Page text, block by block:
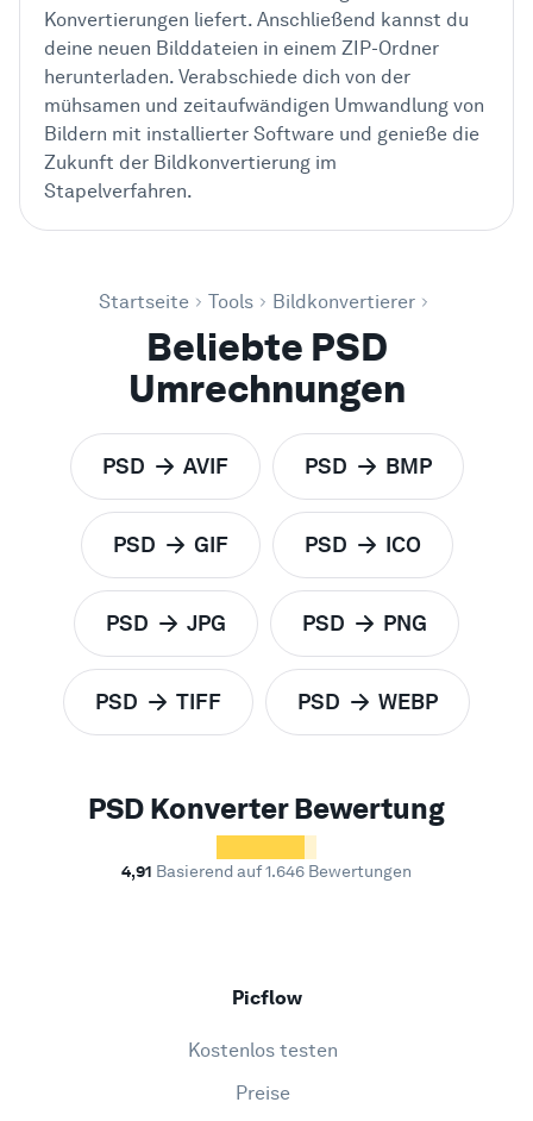
Konvertierungen liefert. Anschließend kannst du
deine neuen Bilddateien in einem ZIP-Ordner
herunterladen. Verabschiede dich von der
mühsamen und zeitaufwändigen Umwandlung von
Bildern mit installierter Software und genieße die
Zukunft der Bildkonvertierung im
Stapelverfahren.
Startseite Tools Bildkonvertierer
Beliebte PSD
Umrechnungen
PSD zuAVIF PSD zuBMP
PSD zu GIF PSD zu ICO
PSD zuJPG PSD zuPNG
PSD zu TIFF PSD zuWEBP
PSD Konverter Bewertung
4,91 Basierend auf 1.646 Bewertungen
Picflow
Kostenlos testen
Preise